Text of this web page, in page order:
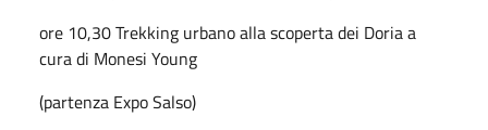
ore 10,30 Trekking urbano alla scoperta dei Doria a
cura di Monesi Young
(partenza Expo Salso)